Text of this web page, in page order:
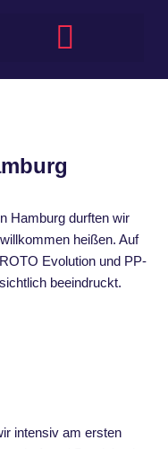
Hamburg durften wir
heißen. Auf
Evolution und PP-
beeindruckt.
intensiv am ersten